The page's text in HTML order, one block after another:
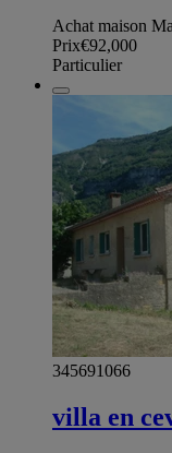
Achat maison
Prix€92,000
Particulier
345691066
villa en